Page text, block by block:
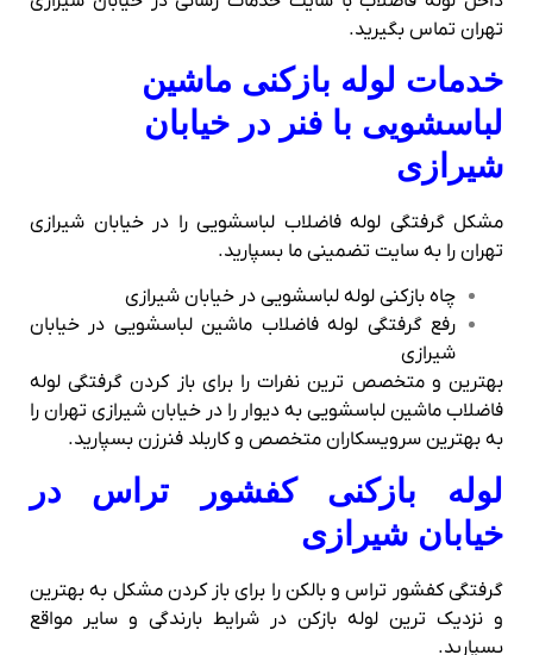
تهران تماس بگیرید.
خدمات لوله بازکنی ماشین
لباسشویی با فنر در خیابان
شیرازی
مشکل گرفتگی لوله فاضلاب لباسشویی را در خیابان شیرازی
تهران را به سایت تضمینی ما بسپارید.
چاه بازکنی لوله لباسشویی در خیابان شیرازی
رفع گرفتگی لوله فاضلاب ماشین لباسشویی در خیابان
شیرازی
بهترین و متخصص ترین نفرات را برای باز کردن گرفتگی لوله
فاضلاب ماشین لباسشویی به دیوار را در خیابان شیرازی تهران را
به بهترین سرویسکاران متخصص و کاربلد فنرزن بسپارید.
لوله بازکنی کفشور تراس در
خیابان شیرازی
گرفتگی کفشور تراس و بالکن را برای باز کردن مشکل به بهترین
و نزدیک ترین لوله بازکن در شرایط بارندگی و سایر مواقع
بسپارید.